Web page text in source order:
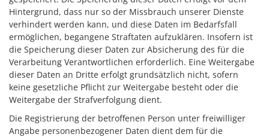
Hintergrund, dass nur so der Missbrauch unserer Dienste
verhindert werden kann, und diese Daten im Bedarfsfall
ermöglichen, begangene Straftaten aufzuklären. Insofern ist
die Speicherung dieser Daten zur Absicherung des für die
Verarbeitung Verantwortlichen erforderlich. Eine Weitergabe
dieser Daten an Dritte erfolgt grundsätzlich nicht, sofern
keine gesetzliche Pflicht zur Weitergabe besteht oder die
Weitergabe der Strafverfolgung dient.
Die Registrierung der betroffenen Person unter freiwilliger
Angabe personenbezogener Daten dient dem für die